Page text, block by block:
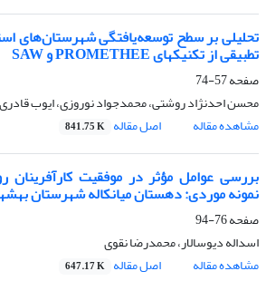
تحلیلی بر سطح توسعه‌یافتگی شهرستان‌های
تطبیقی از تکنیک‏های PROMETHEE و SAW
صفحه57-74
محسن احدنژاد روشتی، محمدجواد نوروزی، ایوب
مشاهده مقاله
اصل مقاله 841.75 K
بررسی عوامل مؤثر در موفقیت کارآفرینان
نمونه موردی: دهستان میانکاله شهرستان
صفحه76-94
اسداله دیوسالار، محمدرضا نقوی
مشاهده مقاله
اصل مقاله 647.17 K